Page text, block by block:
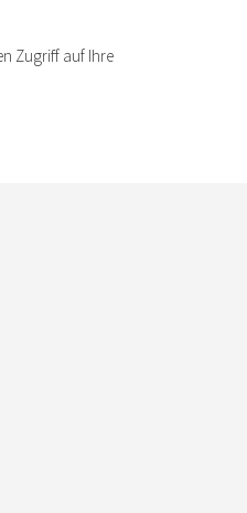
Zugriff auf Ihre